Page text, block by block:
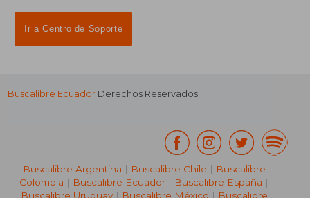
Ir a Centro de Soporte
Buscalibre Ecuador Derechos Reservados.
Buscalibre Argentina | Buscalibre Chile | Buscalibre
Colombia | Buscalibre Ecuador | Buscalibre España |
Buscalibre Uruguay| Buscalibre México | Buscalibre